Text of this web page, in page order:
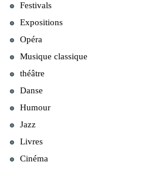
Festivals
Expositions
Opéra
Musique classique
théâtre
Danse
Humour
Jazz
Livres
Cinéma